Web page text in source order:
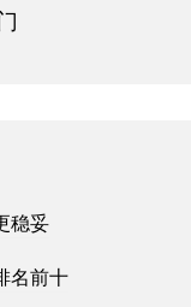
稳妥
名前十